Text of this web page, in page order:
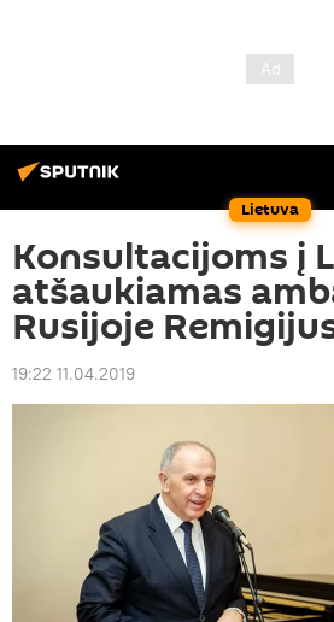
Lietuva
Konsultacijoms į
atšaukiamas
Rusijoje
19:22 11.04.2019